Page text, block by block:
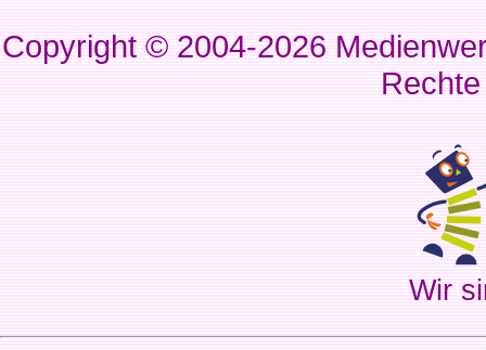
Copyright © 2004-2026
Wir